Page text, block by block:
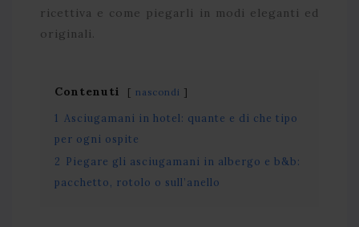
ricettiva e come piegarli in modi eleganti ed
originali.
Contenuti nascondi
1
Asciugamani in hotel: quante e di che tipo
per ogni ospite
2 Piegare gli asciugamani in albergo e b&b:
pacchetto, rotolo o sull’anello